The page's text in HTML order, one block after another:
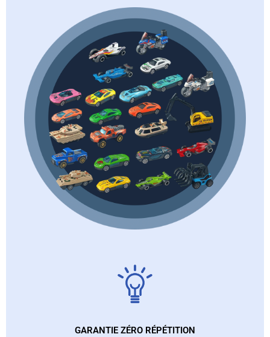
GARANTIE ZÉRO RÉPÉTITION